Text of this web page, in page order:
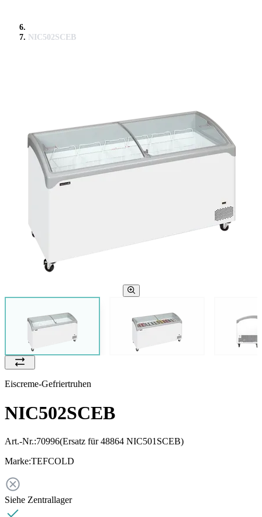
NIC502SCEB
Eiscreme-Gefriertruhen
NIC502SCEB
Art.-Nr.:70996(Ersatz für 48864 NIC501SCEB)
Marke:TEFCOLD
Siehe Zentrallager